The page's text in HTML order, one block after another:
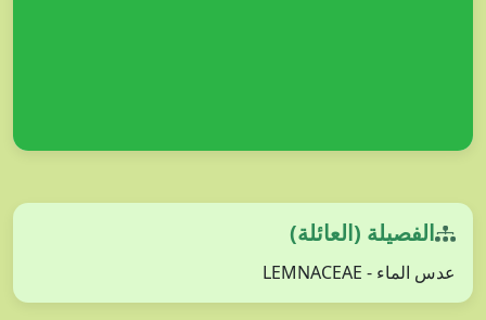
الفصيلة (العائلة)
عدس الماء - LEMNACEAE